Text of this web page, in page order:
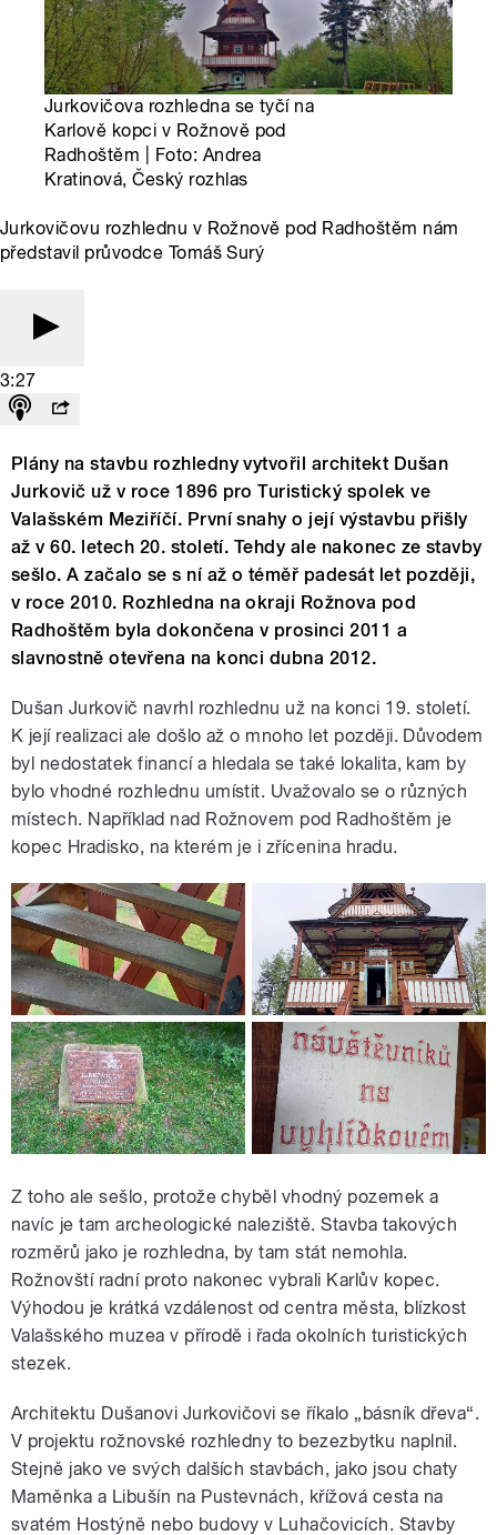
Jurkovičova rozhledna se tyčí na
Karlově kopci v Rožnově pod
Radhoštěm | Foto: Andrea
Kratinová, Český rozhlas
Jurkovičovu rozhlednu v Rožnově pod Radhoštěm nám
představil průvodce Tomáš Surý
3:27
Plány na stavbu rozhledny vytvořil architekt Dušan
Jurkovič už v roce 1896 pro Turistický spolek ve
Valašském Meziříčí. První snahy o její výstavbu přišly
až v 60. letech 20. století. Tehdy ale nakonec ze stavby
sešlo. A začalo se s ní až o téměř padesát let později,
v roce 2010. Rozhledna na okraji Rožnova pod
Radhoštěm byla dokončena v prosinci 2011 a
slavnostně otevřena na konci dubna 2012.
Dušan Jurkovič navrhl rozhlednu už na konci 19. století.
K její realizaci ale došlo až o mnoho let později. Důvodem
byl nedostatek financí a hledala se také lokalita, kam by
bylo vhodné rozhlednu umístit. Uvažovalo se o různých
místech. Například nad Rožnovem pod Radhoštěm je
kopec Hradisko, na kterém je i zřícenina hradu.
Z toho ale sešlo, protože chyběl vhodný pozemek a
navíc je tam archeologické naleziště. Stavba takových
rozměrů jako je rozhledna, by tam stát nemohla.
Rožnovští radní proto nakonec vybrali Karlův kopec.
Výhodou je krátká vzdálenost od centra města, blízkost
Valašského muzea v přírodě i řada okolních turistických
stezek.
Architektu Dušanovi Jurkovičovi se říkalo „básník dřeva“.
V projektu rožnovské rozhledny to bezezbytku naplnil.
Stejně jako ve svých dalších stavbách, jako jsou chaty
Maměnka a Libušín na Pustevnách, křížová cesta na
svatém Hostýně nebo budovy v Luhačovicích. Stavby